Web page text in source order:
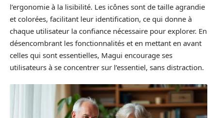
l’ergonomie à la lisibilité. Les icônes sont de taille agrandie
et colorées, facilitant leur identification, ce qui donne à
chaque utilisateur la confiance nécessaire pour explorer. En
désencombrant les fonctionnalités et en mettant en avant
celles qui sont essentielles, Magui encourage ses
utilisateurs à se concentrer sur l’essentiel, sans distraction.